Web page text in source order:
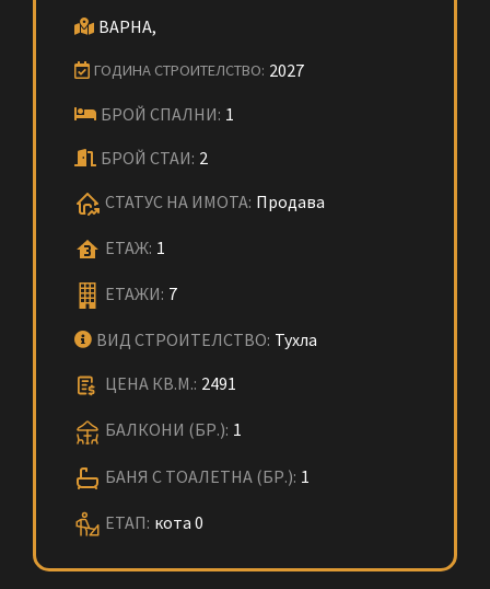
ВАРНА,
ГОДИНА СТРОИТЕЛСТВО: 2027
БРОЙ СПАЛНИ: 1
БРОЙ СТАИ: 2
СТАТУС НА ИМОТА: Продава
ЕТАЖ: 1
ЕТАЖИ: 7
ВИД СТРОИТЕЛСТВО: Тухла
ЦЕНА КВ.М.: 2491
БАЛКОНИ (БР.): 1
БАНЯ С ТОАЛЕТНА (БР.): 1
ЕТАП: кота 0